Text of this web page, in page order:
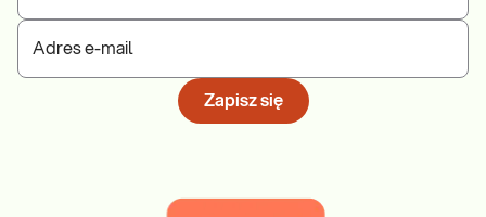
Adres e-mail
Zapisz się